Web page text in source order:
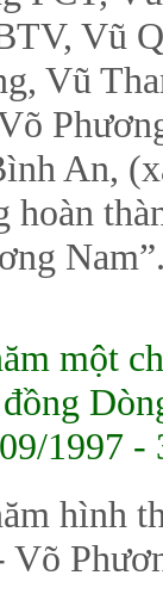
Vũ
Vũ
An,
hoàn
một
1997 -
hình
Võ